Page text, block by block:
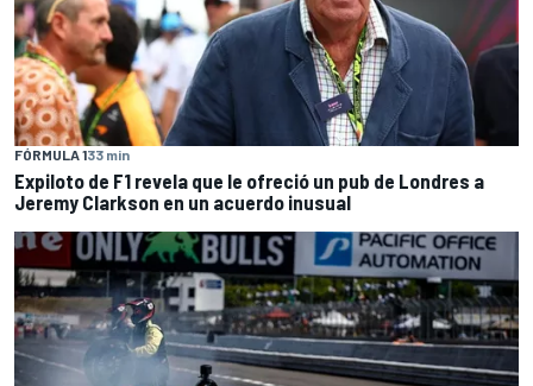
FÓRMULA 133 min
Expiloto de F1 revela que le ofreció un pub de Londres a
Jeremy Clarkson en un acuerdo inusual